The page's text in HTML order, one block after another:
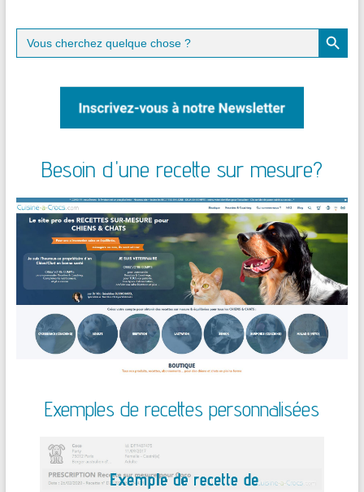
Search
for:
Search Button
Besoin d'une recette sur mesure?
Exemples de recettes personnalisées